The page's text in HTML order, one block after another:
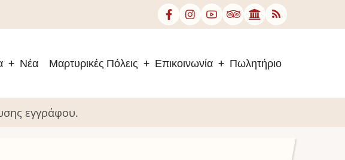
Νέα Μαρτυρικές Πόλεις Επικοινωνία Πωλητήριο
εγγράφου.